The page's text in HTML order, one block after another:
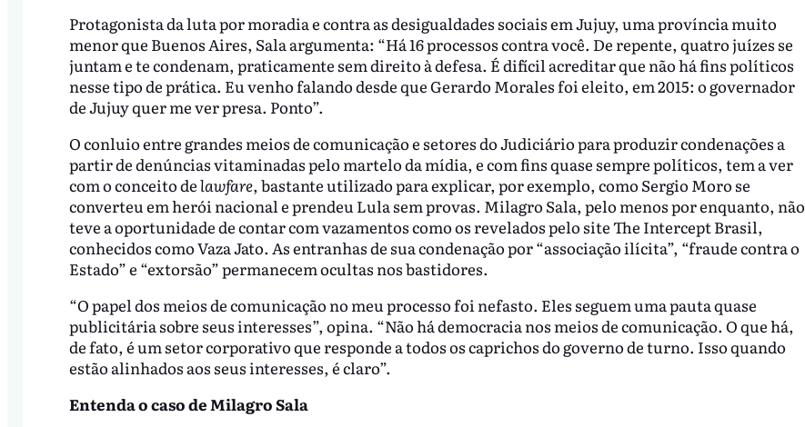
Protagonista da luta por moradia e contra as desigualdades sociais em Jujuy, uma província muito
menor que Buenos Aires, Sala argumenta: “Há 16 processos contra você. De repente, quatro juízes se
juntam e te condenam, praticamente sem direito à defesa. É difícil acreditar que não há fins políticos
nesse tipo de prática. Eu venho falando desde que Gerardo Morales foi eleito, em 2015: o governador
de Jujuy quer me ver presa. Ponto”.
O conluio entre grandes meios de comunicação e setores do Judiciário para produzir condenações a
partir de denúncias vitaminadas pelo martelo da mídia, e com fins quase sempre políticos, tem a ver
com o conceito delawfare, bastante utilizado para explicar, por exemplo, como Sergio Moro se
converteu em herói nacional e prendeu Lula sem provas. Milagro Sala, pelo menos por enquanto, não
teve a oportunidade de contar com vazamentos como os revelados pelo site The Intercept Brasil,
conhecidos como Vaza Jato. As entranhas de sua condenação por “associação ilícita”, “fraude contra o
Estado” e “extorsão” permanecem ocultas nos bastidores.
“O papel dos meios de comunicação no meu processo foi nefasto. Eles seguem uma pauta quase
publicitária sobre seus interesses”, opina. “Não há democracia nos meios de comunicação. O que há,
de fato, é um setor corporativo que responde a todos os caprichos do governo de turno. Isso quando
estão alinhados aos seus interesses, é claro”.
Entenda o caso de Milagro Sala